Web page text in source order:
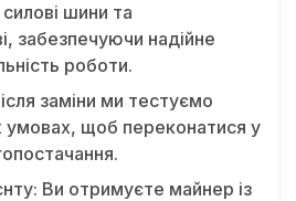
шини та
забезпечуючи надійне
роботи.
заміни ми тестуємо
умовах, щоб переконатися у
Ви отримуєте майнер із